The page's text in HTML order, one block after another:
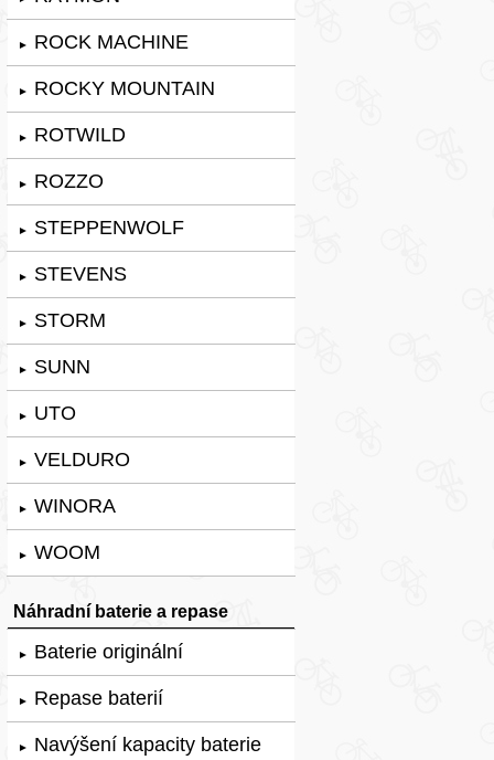
► ROCK MACHINE
► ROCKY MOUNTAIN
► ROTWILD
► ROZZO
► STEPPENWOLF
► STEVENS
► STORM
► SUNN
► UTO
► VELDURO
► WINORA
► WOOM
Náhradní baterie a repase
► Baterie originální
► Repase baterií
► Navýšení kapacity baterie